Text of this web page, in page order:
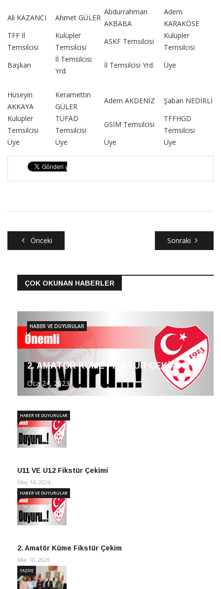
Ali KAZANCI Ahmet GÜLER
Abdurrahman
AKBABA
Adem
KARAKÖSE
TFF İl
Temsilcisi
Kulüpler
Temsilcisi
ASKF Temsilcisi
Kulüpler
Temsilcisi
Başkan
İl Temsilcisi
Yrd.
İl Temsilcisi Yrd. Üye
Hüseyin
AKKAYA
Keramettin
GÜLER
Adem AKDENİZ
Şaban NEDİRLİ
Kulüpler
Temsilcisi
TÜFAD
Temsilcisi
GSİM Temsilcisi
TFFHGD
Temsilcisi
Üye
Üye Üye Üye
Önceki Sonraki
ÇOK OKUNAN HABERLER
2. AMATÖR KÜME FİKSTÜR ÇEKİMİ
Oca 24, 2023
HABER VE DUYURULAR
U11 VE U12 Fikstür Çekimi
HABER VE DUYURULAR
May 14, 2024
2. Amatör Küme Fikstür Çekim
HABER VE DUYURULAR
Mar 10, 2026
TAZİYE